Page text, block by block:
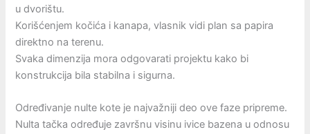
u dvorištu.
Korišćenjem kočića i kanapa, vlasnik vidi plan sa papira
direktno na terenu.
Svaka dimenzija mora odgovarati projektu kako bi
konstrukcija bila stabilna i sigurna.
Određivanje nulte kote je najvažniji deo ove faze pripreme.
Nulta tačka određuje završnu visinu ivice bazena u odnosu